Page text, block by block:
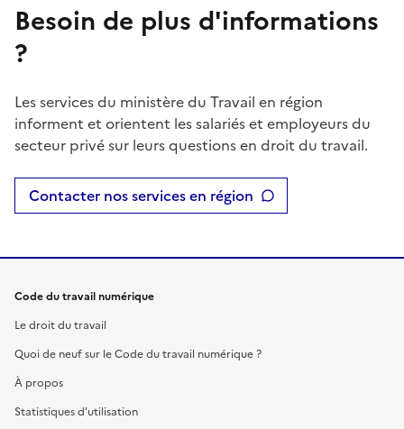
Besoin de plus d'informations
?
Les services du ministère du Travail en région
informent et orientent les salariés et employeurs du
secteur privé sur leurs questions en droit du travail.
Contacter nos services en région
Code du travail numérique
Le droit du travail
Quoi de neuf sur le Code du travail numérique ?
À propos
Statistiques d'utilisation